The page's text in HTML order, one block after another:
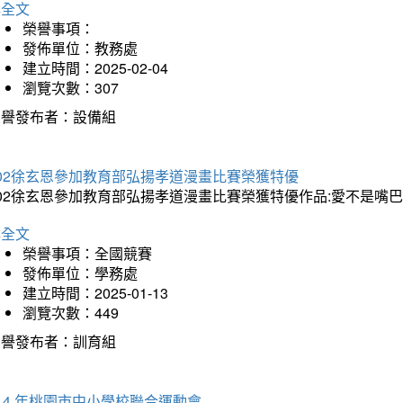
文
榮譽事項：
發佈單位：教務處
建立時間：2025-02-04
瀏覽次數：307
發布者：設備組
徐玄恩參加教育部弘揚孝道漫畫比賽榮獲特優
徐玄恩參加教育部弘揚孝道漫畫比賽榮獲特優作品:愛不是嘴
文
榮譽事項：全國競賽
發佈單位：學務處
建立時間：2025-01-13
瀏覽次數：449
發布者：訓育組